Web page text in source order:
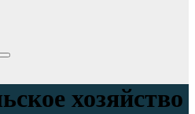
хозяйство